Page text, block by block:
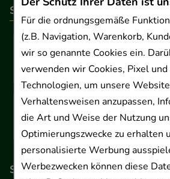
Für die ordnungsgemäße
(z.B. Navigation, Warenkorb,
wir so genannte Cookies ein.
verwenden wir Cookies, Pixel
Technologien, um unsere
Verhaltensweisen anzupassen,
die Art und Weise der Nutzung
Optimierungszwecke zu erhalten
personalisierte Werbung
Werbezwecken können diese
So können Sie bezahlen
So erreichen Sie uns